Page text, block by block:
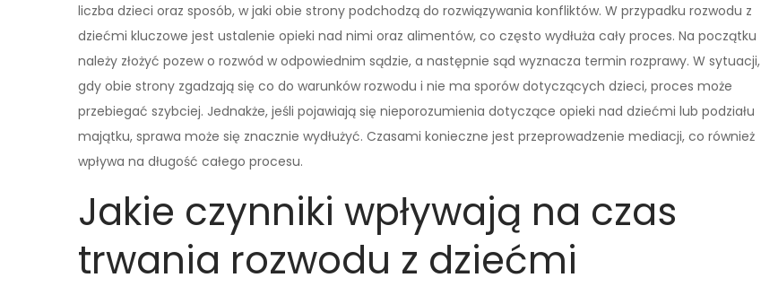
liczba dzieci oraz sposób, w jaki obie strony podchodzą do rozwiązywania konfliktów. W przypadku rozwodu z
dziećmi kluczowe jest ustalenie opieki nad nimi oraz alimentów, co często wydłuża cały proces. Na początku
należy złożyć pozew o rozwód w odpowiednim sądzie, a następnie sąd wyznacza termin rozprawy. W sytuacji,
gdy obie strony zgadzają się co do warunków rozwodu i nie ma sporów dotyczących dzieci, proces może
przebiegać szybciej. Jednakże, jeśli pojawiają się nieporozumienia dotyczące opieki nad dziećmi lub podziału
majątku, sprawa może się znacznie wydłużyć. Czasami konieczne jest przeprowadzenie mediacji, co również
wpływa na długość całego procesu.
Jakie czynniki wpływają na czas
trwania rozwodu z dziećmi